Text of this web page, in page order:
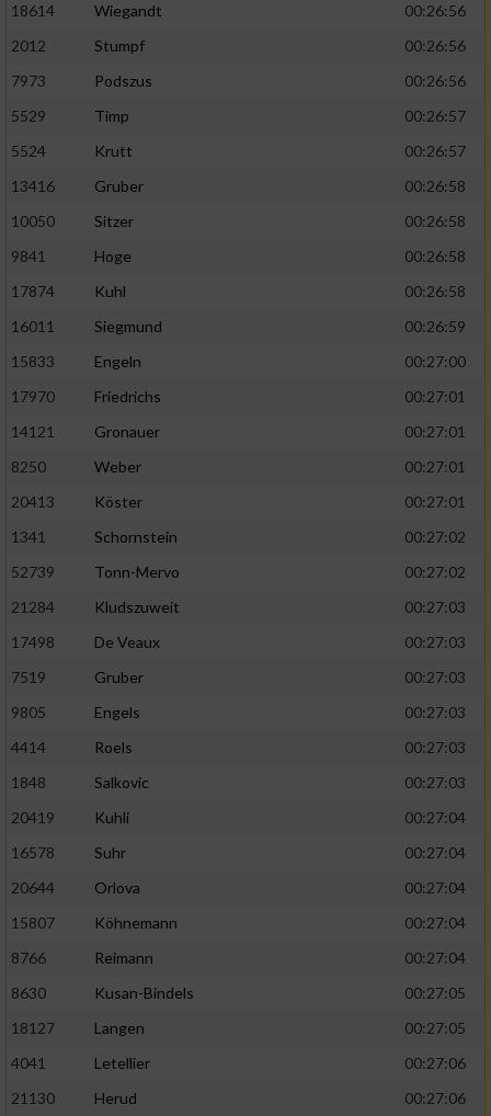
18614
Wiegandt
00:26:56
2012
Stumpf
00:26:56
7973
Podszus
00:26:56
5529
Timp
00:26:57
5524
Krutt
00:26:57
13416
Gruber
00:26:58
10050
Sitzer
00:26:58
9841
Hoge
00:26:58
17874
Kuhl
00:26:58
16011
Siegmund
00:26:59
15833
Engeln
00:27:00
17970
Friedrichs
00:27:01
14121
Gronauer
00:27:01
8250
Weber
00:27:01
20413
Köster
00:27:01
1341
Schornstein
00:27:02
52739
Tonn-Mervo
00:27:02
21284
Kludszuweit
00:27:03
17498
De Veaux
00:27:03
7519
Gruber
00:27:03
9805
Engels
00:27:03
4414
Roels
00:27:03
1848
Salkovic
00:27:03
20419
Kuhli
00:27:04
16578
Suhr
00:27:04
20644
Orlova
00:27:04
15807
Köhnemann
00:27:04
8766
Reimann
00:27:04
8630
Kusan-Bindels
00:27:05
18127
Langen
00:27:05
4041
Letellier
00:27:06
21130
Herud
00:27:06